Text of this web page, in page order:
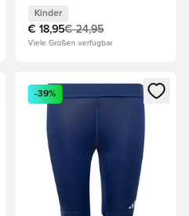
Kinder
€ 18,95€ 24,95
Viele Größen verfügbar
oder Registrieren als
Öffnet ein Fenster zum
-39%